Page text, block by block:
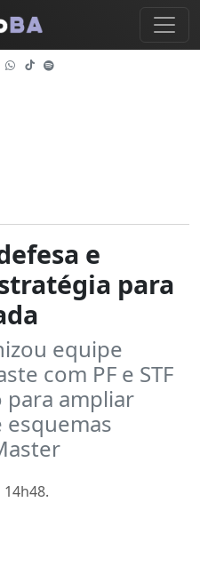
e
para
equipe
com PF e STF
para ampliar